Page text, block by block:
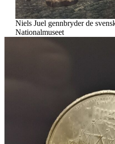
Niels Juel gennbryder de
Nationalmuseet